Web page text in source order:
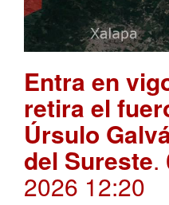
Entra en
retira el
Úrsulo
del Sureste.
2026 12:20